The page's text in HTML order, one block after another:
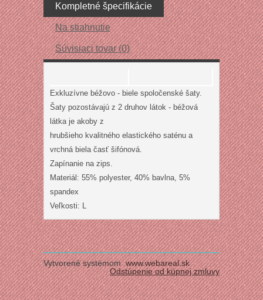
Kompletné špecifikácie
Na stiahnutie
Súvisiaci tovar (0)
Exkluzívne béžovo - biele spoločenské šaty.
Šaty pozostávajú z 2 druhov látok - béžová
látka je akoby z
hrubšieho kvalitného elastického saténu a
vrchná biela časť šifónová.
Zapínanie na zips.
Materiál: 55% polyester, 40% bavlna, 5%
spandex
Veľkosti: L
Vytvorené systémom www.webareal.sk
Odstúpenie od kúpnej zmluvy